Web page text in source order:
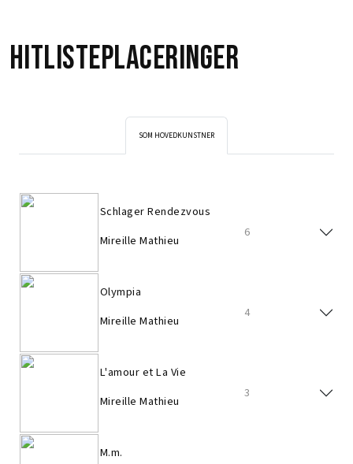
Hitlisteplaceringer
SOM HOVEDKUNSTNER
Schlager Rendezvous
Mireille Mathieu
6
Olympia
Mireille Mathieu
4
L'amour et La Vie
Mireille Mathieu
3
M.m.